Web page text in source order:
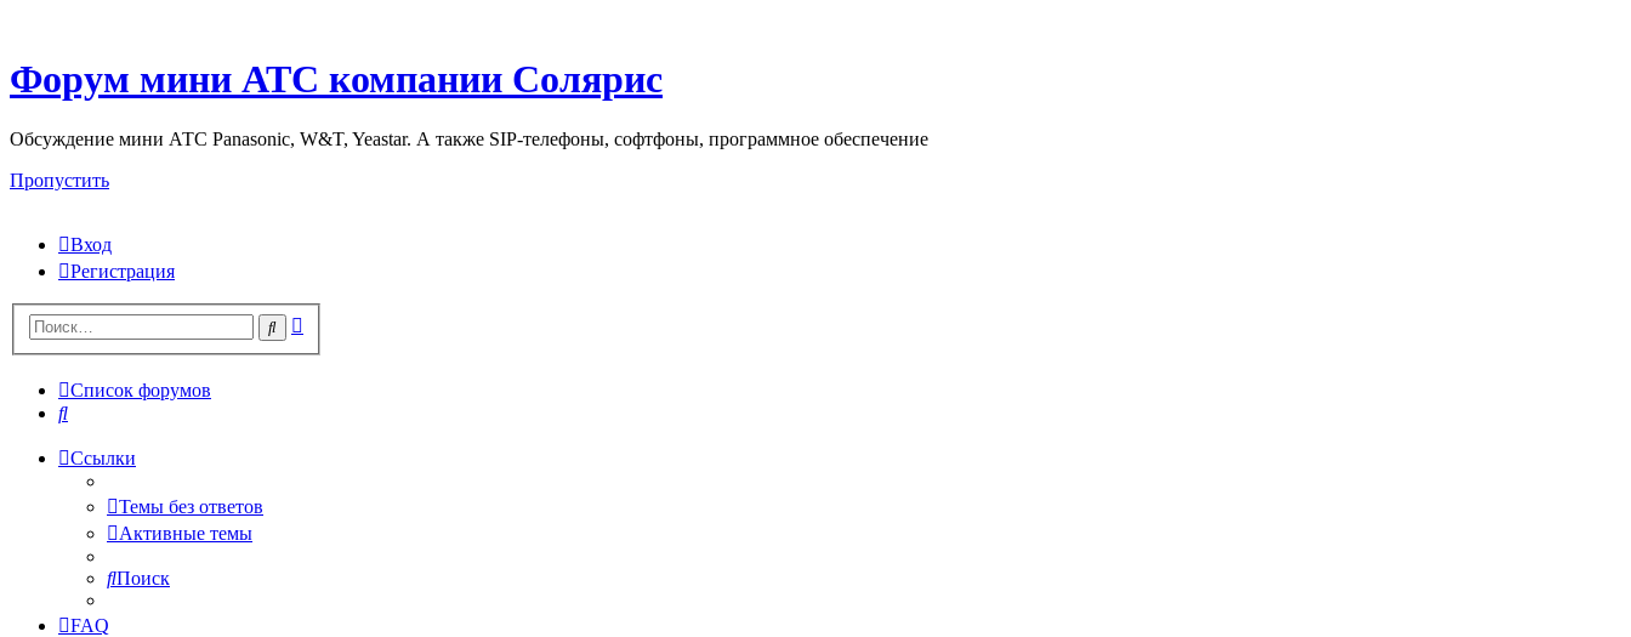
Форум мини АТС компании Солярис
Обсуждение мини АТС Panasonic, W&T, Yeastar. А также SIP-телефоны, софтфоны, программное обеспечение
Пропустить
Вход
Регистрация
Поиск
Список форумов
Поиск
Ссылки
Темы без ответов
Активные темы
Поиск
FAQ